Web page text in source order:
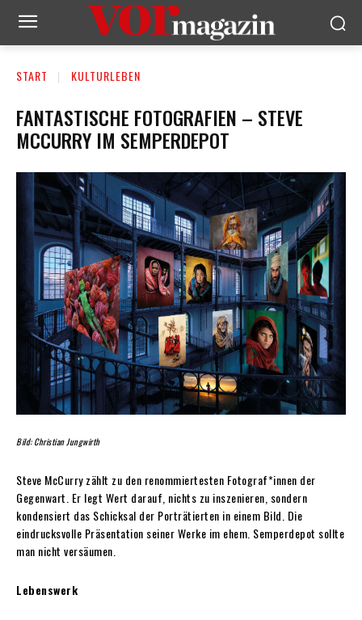
START KULTURLEBEN
FANTASTISCHE FOTOGRAFIEN – STEVE
MCCURRY IM SEMPERDEPOT
Bild: Christian Jungwirth
Steve McCurry zählt zu den renommiertesten Fotograf*innen der
Gegenwart. Er legt Wert darauf, nichts zu inszenieren, sondern
kondensiert das Schicksal der Porträtierten in einem Bild. Die
eindrucksvolle Präsentation seiner Werke im ehem. Semperdepot sollte
man nicht versäumen.
Lebenswerk